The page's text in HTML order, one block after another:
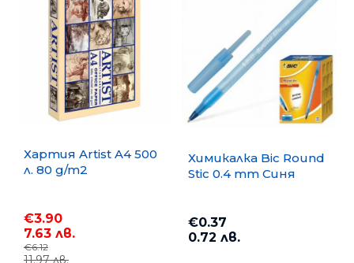
Хартия Artist A4 500
л. 80 g/m2
€3.90
7.63 лв.
€6.12
11.97 лв.
Химикалка Bic Round
Stic 0.4 mm Синя
€0.37
0.72 лв.